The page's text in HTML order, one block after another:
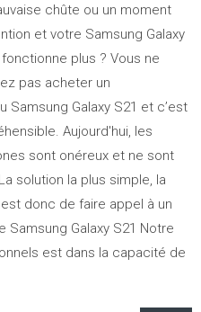
chûte ou un moment
et votre Samsung Galaxy
plus ? Vous ne
pas acheter un
Samsung Galaxy S21 et c’est
Aujourd'hui, les
sont onéreux et ne sont
solution la plus simple, la
donc de faire appel à un
Galaxy S21 Notre
est dans la capacité de